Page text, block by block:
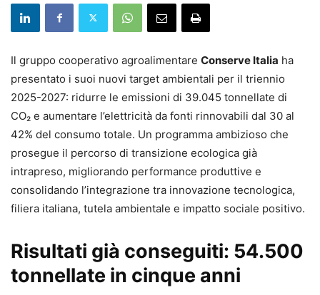
Il gruppo cooperativo agroalimentare Conserve Italia ha
presentato i suoi nuovi target ambientali per il triennio
2025-2027: ridurre le emissioni di 39.045 tonnellate di
CO₂ e aumentare l’elettricità da fonti rinnovabili dal 30 al
42% del consumo totale. Un programma ambizioso che
prosegue il percorso di transizione ecologica già
intrapreso, migliorando performance produttive e
consolidando l’integrazione tra innovazione tecnologica,
filiera italiana, tutela ambientale e impatto sociale positivo.
Risultati già conseguiti: 54.500
tonnellate in cinque anni